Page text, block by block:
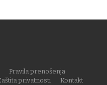
Pravila prenošenja
privatnosti
Kontakt